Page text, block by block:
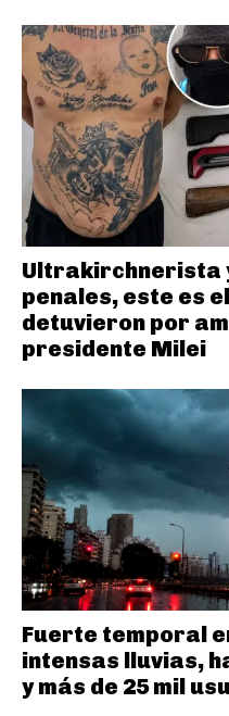
Ultrakirchnerista
penales, este es
detuvieron por
presidente Milei
Fuerte temporal
intensas lluvias,
y más de 25 mil